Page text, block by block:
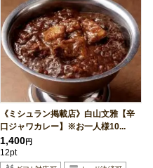
《ミシュラン掲載店》白山文雅【辛
口ジャワカレー】※お一人様10...
1,400円
12pt